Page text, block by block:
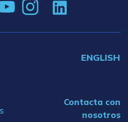
ENGLISH
Contacta con
nosotros